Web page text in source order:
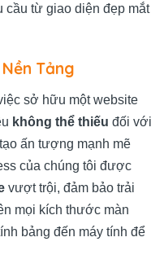
cầu từ giao diện đẹp mắt
Tảng
sở hữu một website
không thể thiếu đối với
ấn tượng mạnh mẽ
của chúng tôi được
vượt trội, đảm bảo trải
mọi kích thước màn
bảng đến máy tính để